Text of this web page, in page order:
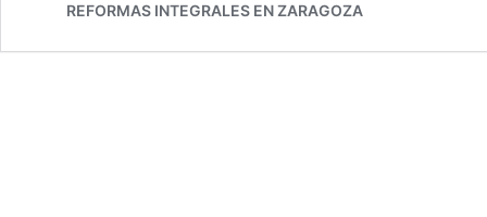
REFORMAS INTEGRALES EN ZARAGOZA